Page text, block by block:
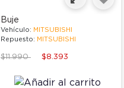
Buje
Vehículo: MITSUBISHI
Repuesto: MITSUBISHI
Price reduced from
$11.990to $8.393